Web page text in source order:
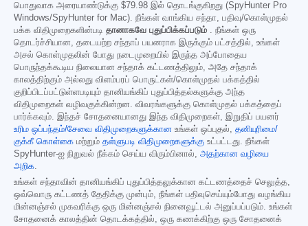
பொதுவாக அரையாண்டுக்கு $79.98 இல் தொடங்குகிறது (SpyHunter Pro
Windows/SpyHunter for Mac). நீங்கள் வாங்கிய சந்தா, பதிவு/கொள்முதல்
பக்க விதிமுறைகளின்படி தானாகவே புதுப்பிக்கப்படும் . நீங்கள் ஒரு
தொடர்ச்சியான, தடையற்ற சந்தாப் பயனராக இருக்கும் பட்சத்தில், உங்கள்
அசல் கொள்முதலின் போது நடைமுறையில் இருந்த அப்போதைய
பொருந்தக்கூடிய நிலையான சந்தாக் கட்டணத்திலும், அதே சந்தாக்
காலத்திற்கும் அல்லது விளம்பரப் பொருட்கள்/கொள்முதல் பக்கத்தில்
குறிப்பிடப்பட்டுள்ளபடியும் தானியங்கிப் புதுப்பித்தல்களுக்கு அந்த
விதிமுறைகள் வழிவகுக்கின்றன. விவரங்களுக்கு கொள்முதல் பக்கத்தைப்
பார்க்கவும். இந்தச் சோதனையானது இந்த விதிமுறைகள், இறுதிப் பயனர்
உரிம ஒப்பந்தம்/சேவை விதிமுறைகளுக்கான உங்கள் ஒப்புதல், தனியுரிமை/
குக்கீ கொள்கை மற்றும் தள்ளுபடி விதிமுறைகளுக்கு உட்பட்டது. நீங்கள்
SpyHunter-ஐ நிறுவல் நீக்கம் செய்ய விரும்பினால், அதற்கான வழியை
அறிக.
உங்கள் சந்தாவின் தானியங்கிப் புதுப்பித்தலுக்கான கட்டணத்தைச் செலுத்த,
ஒவ்வொரு கட்டணத் தேதிக்கு முன்பும், நீங்கள் பதிவுசெய்யும்போது வழங்கிய
மின்னஞ்சல் முகவரிக்கு ஒரு மின்னஞ்சல் நினைவூட்டல் அனுப்பப்படும். உங்கள்
சோதனைக் காலத்தின் தொடக்கத்தில், ஒரு கணக்கிற்கு ஒரு சோதனைக்